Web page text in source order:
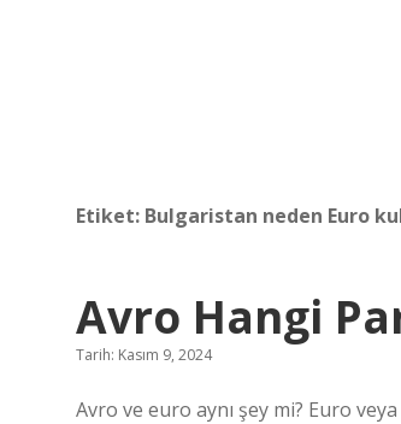
Etiket: Bulgaristan neden Euro
Avro Hangi
Tarih: Kasım 9, 2024
Avro ve euro aynı şey mi? Euro